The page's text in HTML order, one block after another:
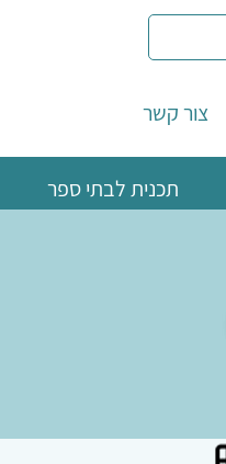
צור קשר
תכנית לבתי ספר